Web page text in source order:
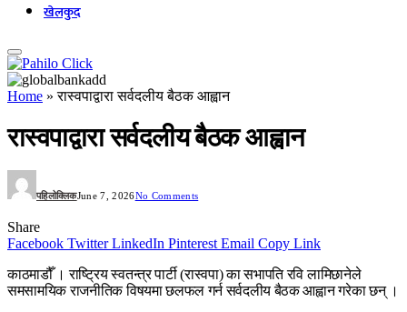
खेलकुद
Home »रास्वपाद्वारा सर्वदलीय बैठक आह्वान
रास्वपाद्वारा सर्वदलीय बैठक आह्वान
पहिलोक्लिकJune 7, 2026No Comments
Share
Facebook Twitter LinkedIn Pinterest Email Copy Link
काठमाडौँ । राष्ट्रिय स्वतन्त्र पार्टी (रास्वपा) का सभापति रवि लामिछानेले
समसामयिक राजनीतिक विषयमा छलफल गर्न सर्वदलीय बैठक आह्वान गरेका छन् ।